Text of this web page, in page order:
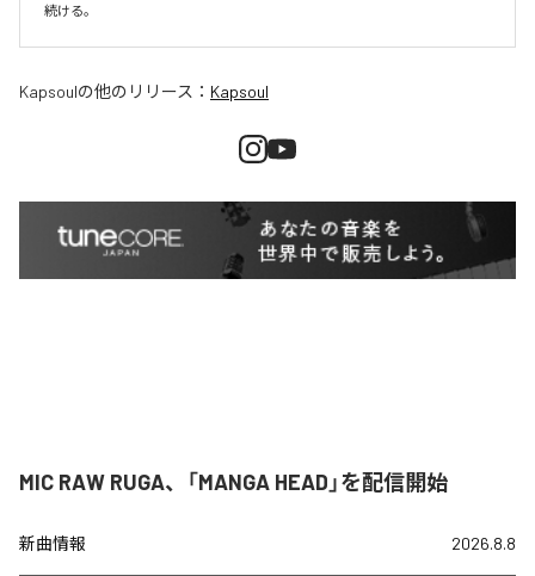
続ける。
Kapsoulの他のリリース： Kapsoul
MIC RAW RUGA、「MANGA HEAD」を配信開始
新曲情報 2026.8.8